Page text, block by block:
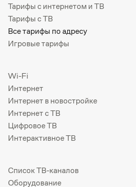
Тарифы с интернетом и ТВ
Тарифы с ТВ
Все тарифы по адресу
Игровые тарифы
Wi-Fi
Интернет
Интернет в новостройке
Интернет с ТВ
Цифровое ТВ
Интерактивное ТВ
Список ТВ-каналов
Оборудование